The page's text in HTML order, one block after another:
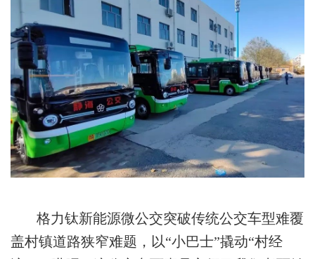
格力钛新能源微公交突破传统公交车型难覆
盖村镇道路狭窄难题，以“小巴士”撬动“村经